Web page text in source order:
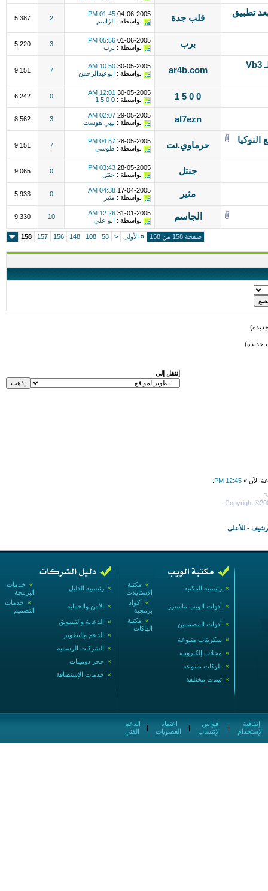
تطبيق
قلب جدة 04-06-2005
01:45 PM
بواسطة :
الرّاسم 2
5,387
برب 01-06-2005
05:56 PM
بواسطة : برب 3
5,220
استايل جديد و خفيف من أفضل العرب لـ Vb3
ar4b.com
30-05-2005
10:50 AM
بواسطة :
ابوعبدالرحمن 7
9,151
0 0 5 1
30-05-2005
12:01 AM
بواسطة : 0 0 5 1
0
6,242
al7ezn
29-05-2005
02:07 AM
بواسطة : بيبي هوست 3
8,562
حرماوي.نت 28-05-2005
04:57 PM
بواسطة : طوسي 7
9,151
جنتل 28-05-2005
03:43 PM
بواسطة : جنتل 0
9,065
مثير 17-04-2005
04:38 AM
بواسطة : مثير 0
5,933
الجاسم 31-01-2005
12:26 AM
بواسطة :
ابو علي 10
9,330
صفحة 158 من 158 « الأولى <
58
108
148
156
157
158
جديدة)
إنتقل إلى
الآن » 12:45 PM
Copyright
- للأعلى
» خدمات
البرمجة
» رئيسية الدليل
» خدمات
التصميم
» الأمن والحماية
» الدعاية والتسويق
» الدعم والتطوير
» الشركات الرسمية
» حجز دومينات
» خدمات الإستضافة
» مكتبة
الإستايلات
» رئيسية المكتبة
» أكواد
برمجية
» أدوات الويب ماسترز
» مكتبة
الهاكات
» أدوات المصممين
» سكربتات متنوعة
» مجلات إلكترونية
» بلوكات متنوعة
» ثيمات مختلفة
الفني
|
العضويات
|
الإنتساب
|
الإستخدام